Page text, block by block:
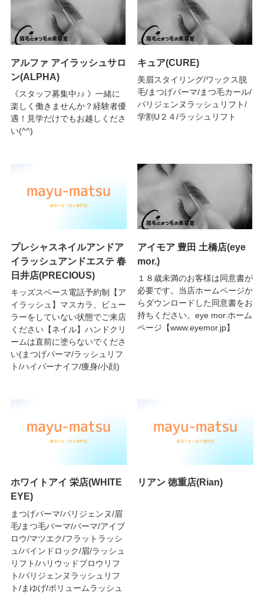
アルファ アイラッシュサロ
ン(ALPHA)
《スタッフ募集中♪♪ 》一緒に
楽しく働きませんか？経験者優
遇！見学だけでもお越しくださ
い(^^)
キュア(CURE)
美眉スタイリング/ワックス脱
毛/まつげパーマ/まつ毛カール/
パリジェンヌラッシュリフト/
学割U２４/ラッシュリフト
プレシャスネイルアンドア
イラッシュアンドエステ 春
日井店(PRECIOUS)
キッズスペース電話予約制【ア
イラッシュ】マスカラ、ビュー
ラーをしていない状態でご来店
ください【ネイル】ハンドクリ
ームは直前に塗らないでくださ
い(まつげパーマ/ラッシュリフ
ト/ハイパーナイフ/痩身/小顔)
アイモア 豊田 土橋店(eye
mor.)
１８歳未満のお客様は同意書が
必要です。当店ホームページか
らダウンロードした同意書をお
持ちください。eye mor.ホーム
ページ【www.eyemor.jp】
ホワイトアイ 栄店(WHITE
EYE)
まつげパーマ/パリジェンヌ/眉
毛/まつ毛パーマ/パーマ/アイブ
ロウ/マツエク/フラットラッシ
ュ/バインドロック/眉/ラッシュ
リフト/ハリウッドブロウリフ
ト/パリジェンヌラッシュリフ
ト/まゆげ/ボリュームラッシュ
リアン 徳重店(Rian)